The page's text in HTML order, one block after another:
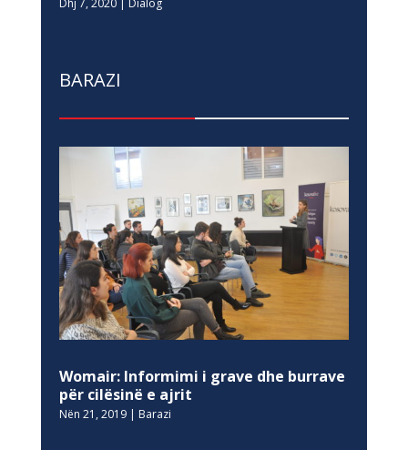
Dhj 7, 2020| Dialog
BARAZI
Womair: Informimi i grave dhe burrave
për cilësinë e ajrit
Nën 21, 2019| Barazi